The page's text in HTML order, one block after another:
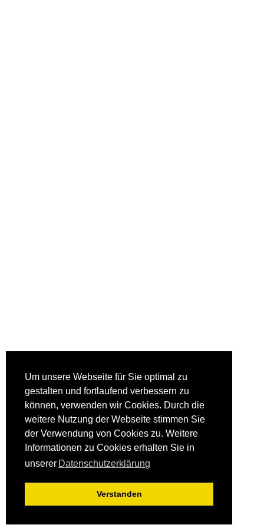
Um unsere Webseite für Sie optimal zu
gestalten und fortlaufend verbessern zu
können, verwenden wir Cookies. Durch die
weitere Nutzung der Webseite stimmen Sie
der Verwendung von Cookies zu. Weitere
Informationen zu Cookies erhalten Sie in
unserer Datenschutzerklärung
Verstanden